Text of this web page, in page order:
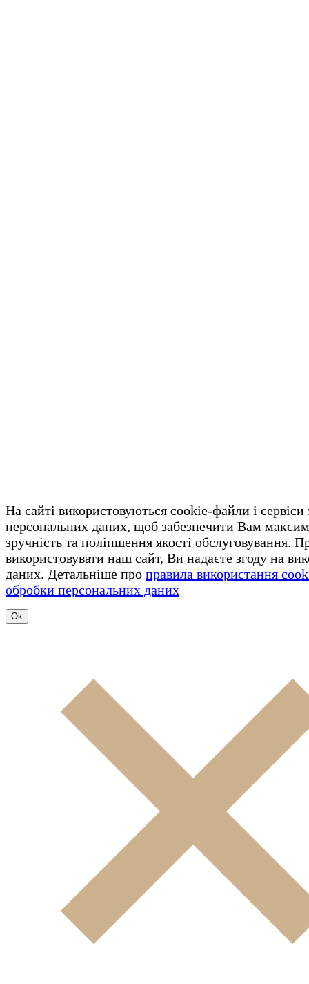
На сайті використовуються cookie-файли і сервіси
персональних даних, щоб забезпечити Вам
зручність та поліпшення якості обслуговування.
використовувати наш сайт, Ви надаєте згоду на
даних. Детальніше про правила використання
обробки персональних даних
Ok